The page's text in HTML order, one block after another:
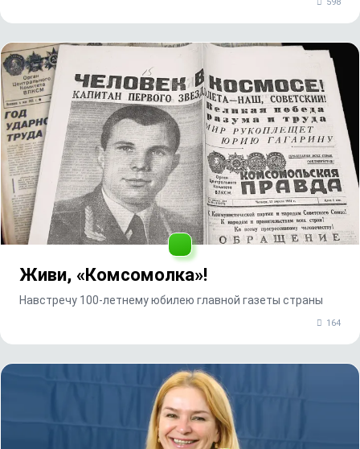
598
Живи, «Комсомолка»!
Навстречу 100-летнему юбилею главной газеты страны
164